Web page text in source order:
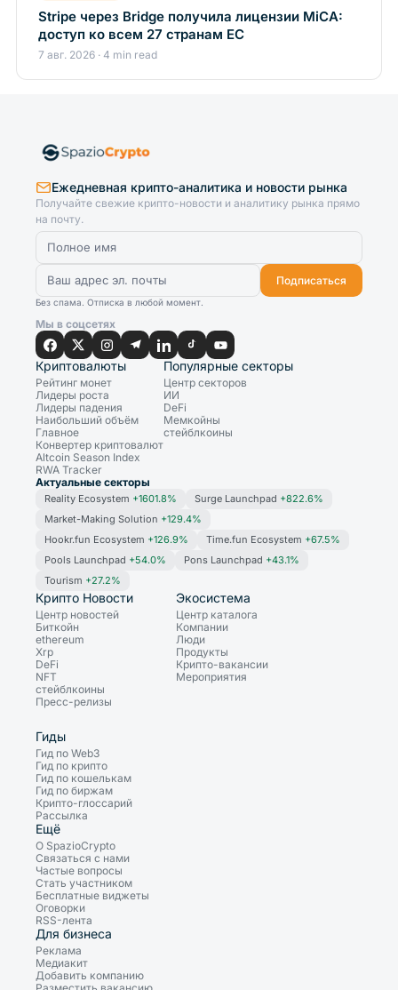
Stripe через Bridge получила лицензии MiCA:
доступ ко всем 27 странам ЕС
7 авг. 2026 · 4 min read
Ежедневная крипто-аналитика и новости рынка
Получайте свежие крипто-новости и аналитику рынка прямо
на почту.
Подписаться
Без спама. Отписка в любой момент.
Мы в соцсетях
Криптовалюты
Рейтинг монет
Лидеры роста
Лидеры падения
Наибольший объём
Главное
Конвертер криптовалют
Altcoin Season Index
RWA Tracker
Популярные секторы
Центр секторов
ИИ
DeFi
Мемкойны
стейблкоины
Актуальные секторы
Reality Ecosystem +1601.8% Surge Launchpad +822.6%
Market-Making Solution +129.4%
Hookr.fun Ecosystem +126.9% Time.fun Ecosystem +67.5%
Pools Launchpad +54.0% Pons Launchpad +43.1%
Tourism +27.2%
Крипто Новости
Центр новостей
Биткойн
ethereum
Xrp
DeFi
NFT
стейблкоины
Пресс-релизы
Экосистема
Центр каталога
Компании
Люди
Продукты
Крипто-вакансии
Мероприятия
Гиды
Гид по Web3
Гид по крипто
Гид по кошелькам
Гид по биржам
Крипто-глоссарий
Рассылка
Ещё
О SpazioCrypto
Связаться с нами
Частые вопросы
Стать участником
Бесплатные виджеты
Оговорки
RSS-лента
Для бизнеса
Реклама
Медиакит
Добавить компанию